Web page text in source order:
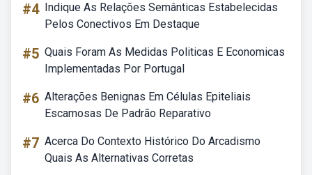
#4 Indique As Relações Semânticas Estabelecidas
Pelos Conectivos Em Destaque
#5 Quais Foram As Medidas Politicas E Economicas
Implementadas Por Portugal
#6 Alterações Benignas Em Células Epiteliais
Escamosas De Padrão Reparativo
#7 Acerca Do Contexto Histórico Do Arcadismo
Quais As Alternativas Corretas